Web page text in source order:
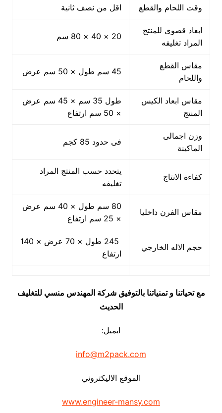
وقت اللحام والقطع اقل من نصف ثانية
ابعاد قصوى للمنتج
المراد تغليفه
20 × 40 × 80 سم
مقاس القطع
واللحام
45 سم طول × 50 سم عرض
مقاس ابعاد الكيس
المنتج
طول 35 سم × 45 سم عرض
× 50 سم ارتفاع
وزن اجمالى
الماكينة
فى حدود 85 كجم
كفاءة الانتاج
يتحدد حسب المنتج المراد
تغليفه
مقاس الفرن داخليا
80 سم طول × 40 سم عرض
× 25 سم ارتفاع
حجم الاله الخارجي
245 طول × 70 عرض × 140
ارتفاع
مع تحياتنا و تمنياتنا بالتوفيق شركة المهندس منسي للتغليف
الحديث
ايميل:
info@m2pack.com
الموقع الاليكتروني
www.engineer-mansy.com